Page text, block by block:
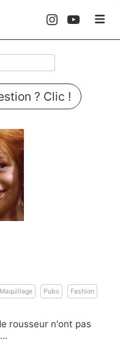
? Clic !
Pubs Fashion
rousseur n'ont pas